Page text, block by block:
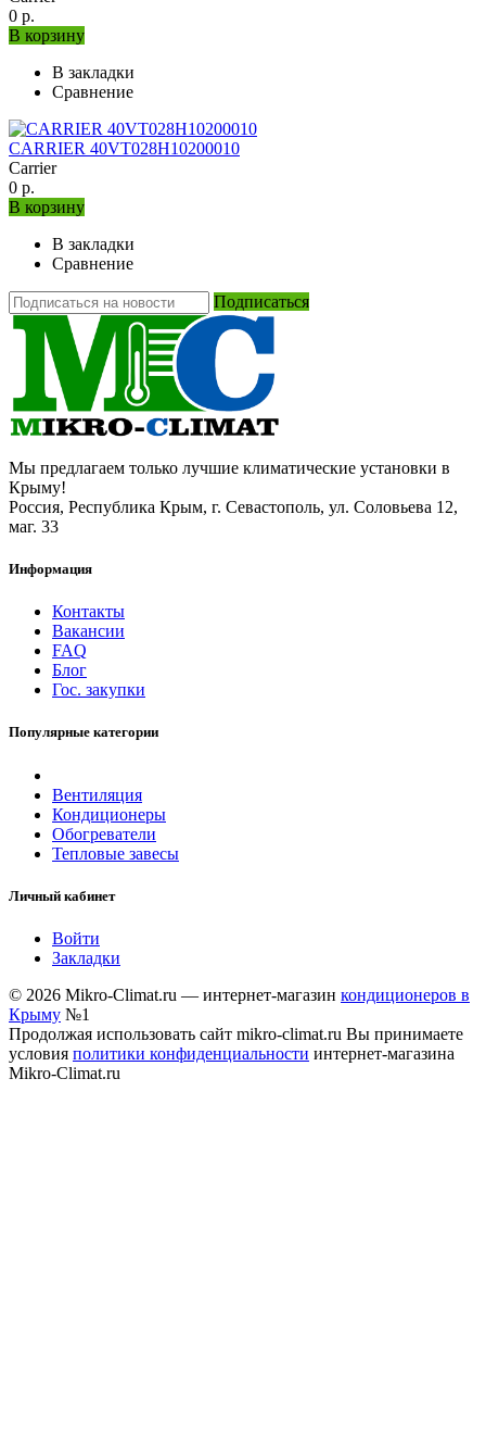
0 р.
В корзину
В закладки
Сравнение
CARRIER 40VT028H10200010
Carrier
0 р.
В корзину
В закладки
Сравнение
Подписаться
Мы предлагаем только лучшие климатические установки в
Крыму!
Россия, Республика Крым, г. Севастополь, ул. Соловьева 12,
маг. 33
Информация
Контакты
Вакансии
FAQ
Блог
Гос. закупки
Популярные категории
Вентиляция
Кондиционеры
Обогреватели
Тепловые завесы
Личный кабинет
Войти
Закладки
© 2026 Mikro-Climat.ru — интернет-магазин кондиционеров в
Крыму №1
Продолжая использовать сайт mikro-climat.ru Вы принимаете
условия политики конфиденциальности интернет-магазина
Mikro-Climat.ru